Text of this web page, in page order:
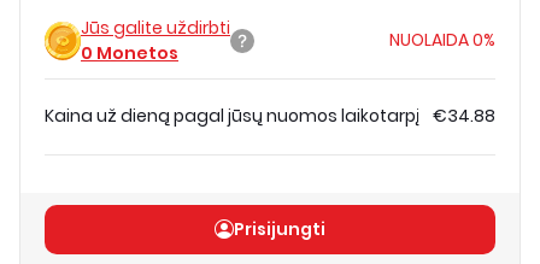
Jūs galite uždirbti
0 Monetos
NUOLAIDA0%
Kaina už dieną pagal jūsų nuomos laikotarpį €34.88
Prisijungti